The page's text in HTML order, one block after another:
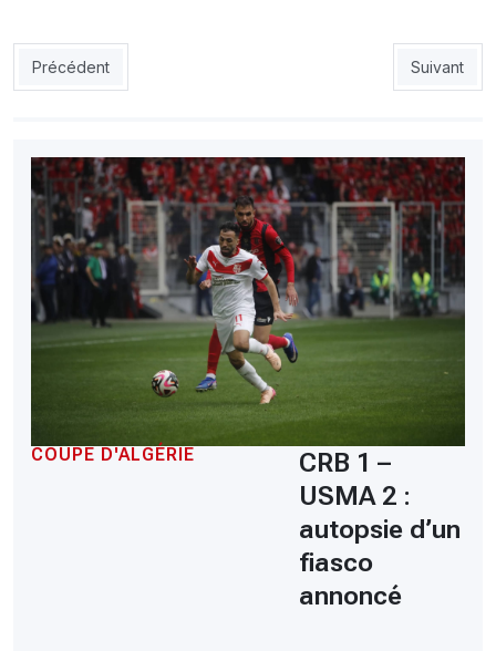
Article précédent : Coupe d’Algérie : la finale USMA-CRB fixée
Précédent Article
Suivant
COUPE D'ALGÉRIE
CRB 1 –
USMA 2 :
autopsie d’un
fiasco
annoncé